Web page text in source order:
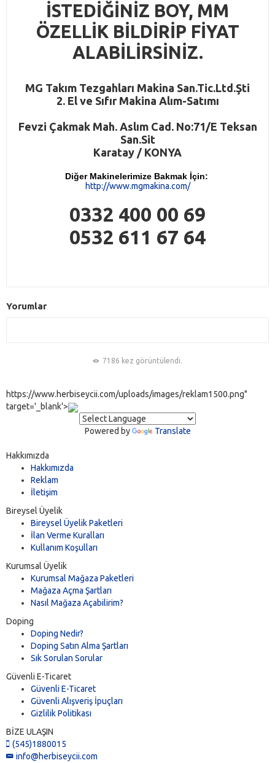
İSTEDİĞİNİZ BOY, MM
ÖZELLİK BİLDİRİP FİYAT
ALABİLİRSİNİZ.
MG Takım Tezgahları Makina San.Tic.Ltd.Şti
2. El ve Sıfır Makina Alım-Satımı
Fevzi Çakmak Mah. Aslım Cad. No:71/E Teksan
San.Sit
Karatay / KONYA
Diğer Makinelerimize Bakmak İçin:
http://www.mgmakina.com/
0332 400 00 69
0532 611 67 64
Yorumlar
7186 kez görüntülendi.
https://www.herbiseycii.com/uploads/images/reklam1500.png"
target='_blank'>
Powered by Translate
Hakkımızda
Hakkımızda
Reklam
İletişim
Bireysel Üyelik
Bireysel Üyelik Paketleri
İlan Verme Kuralları
Kullanım Koşulları
Kurumsal Üyelik
Kurumsal Mağaza Paketleri
Mağaza Açma Şartları
Nasıl Mağaza Açabilirim?
Doping
Doping Nedir?
Doping Satın Alma Şartları
Sık Sorulan Sorular
Güvenli E-Ticaret
Güvenli E-Ticaret
Güvenli Alışveriş İpuçları
Gizlilik Politikası
BİZE ULAŞIN
(545)1880015
info@herbiseycii.com